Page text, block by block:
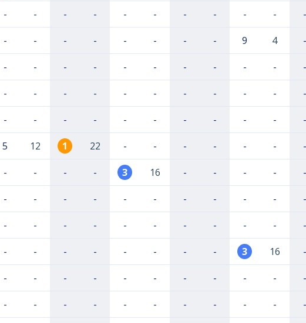
- - - - - - - - - - -
- - - - - - - - 9 4 -
- - - - - - - - - - -
- - - - - - - - - - -
- - - - - - - - - - -
5 12 1 22 - - - - - - -
- - - - 3 16 - - - - -
- - - - - - - - - - -
- - - - - - - - - - -
- - - - - - - - 3 16 -
- - - - - - - - - - -
- - - - - - - - - - -